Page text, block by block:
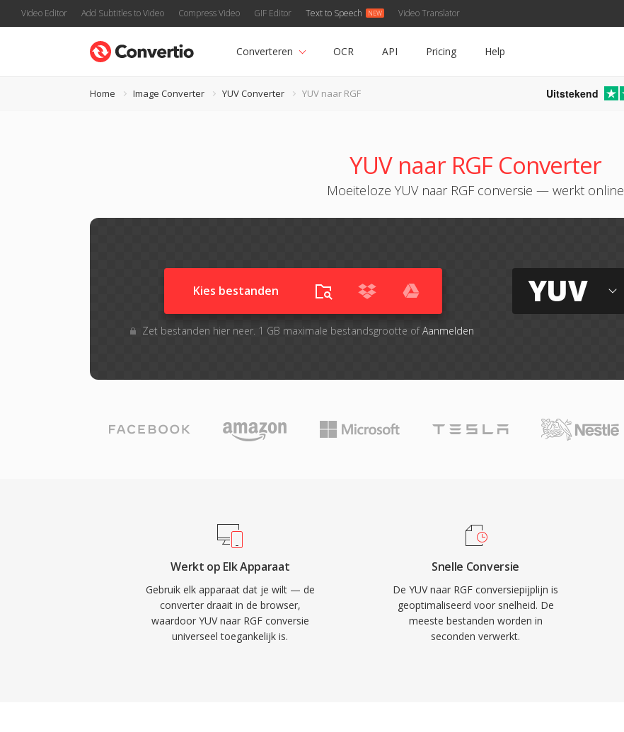
Video Editor Add Subtitles to Video Compress Video GIF Editor Text to Speech Video Translator
Converteren OCR API Pricing Help
Home Image Converter YUV Converter YUV naar RGF Uitstekend
YUV naar RGF Converter
Moeiteloze YUV naar RGF conversie — werkt online
Kies bestanden
Zet bestanden hier neer. 1 GB maximale bestandsgrootte ofAanmelden
YUV
Werkt op Elk Apparaat
Gebruik elk apparaat dat je wilt — de
converter draait in de browser,
waardoor YUV naar RGF conversie
universeel toegankelijk is.
Snelle Conversie
De YUV naar RGF conversiepijplijn is
geoptimaliseerd voor snelheid. De
meeste bestanden worden in
seconden verwerkt.